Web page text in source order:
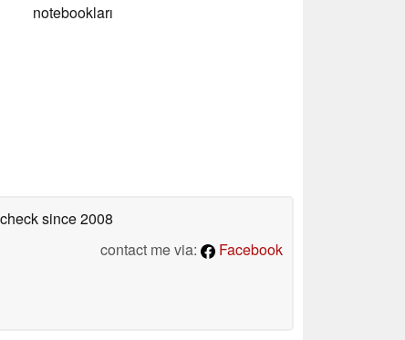
notebookları
since 2008
contact me via:
Facebook